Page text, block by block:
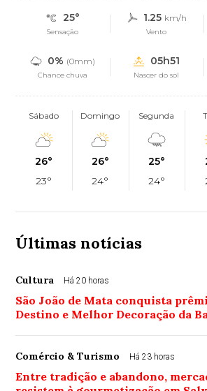
25°
Sensação
1.25 km/h
Vento
0% (0mm)
Chance chuva
05h51
Nascer do sol
Sábado
26°
23°
Domingo
26°
24°
Segunda
25°
24°
Últimas notícias
Cultura Há 20 horas
São João de Mata conquista
Destino e Melhor Decoração da
Comércio & Turismo Há 23 horas
Entre tradição e abandono,